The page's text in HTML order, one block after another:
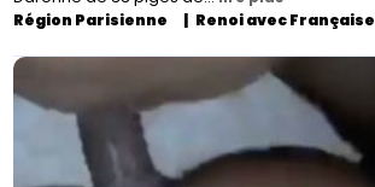
Région Parisienne
Renoi avec Française